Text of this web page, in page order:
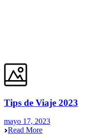
Tips de Viaje 2023
mayo 17, 2023
Read More